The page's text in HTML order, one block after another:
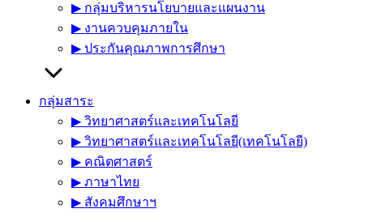
▶︎ กลุ่มบริหารนโยบายและแผนงาน
▶︎ งานควบคุมภายใน
▶︎ ประกันคุณภาพการศึกษา
กลุ่มสาระ
▶︎ วิทยาศาสตร์และเทคโนโลยี
▶︎ วิทยาศาสตร์และเทคโนโลยี(เทคโนโลยี)
▶︎ คณิตศาสตร์
▶︎ ภาษาไทย
▶︎ สังคมศึกษาฯ